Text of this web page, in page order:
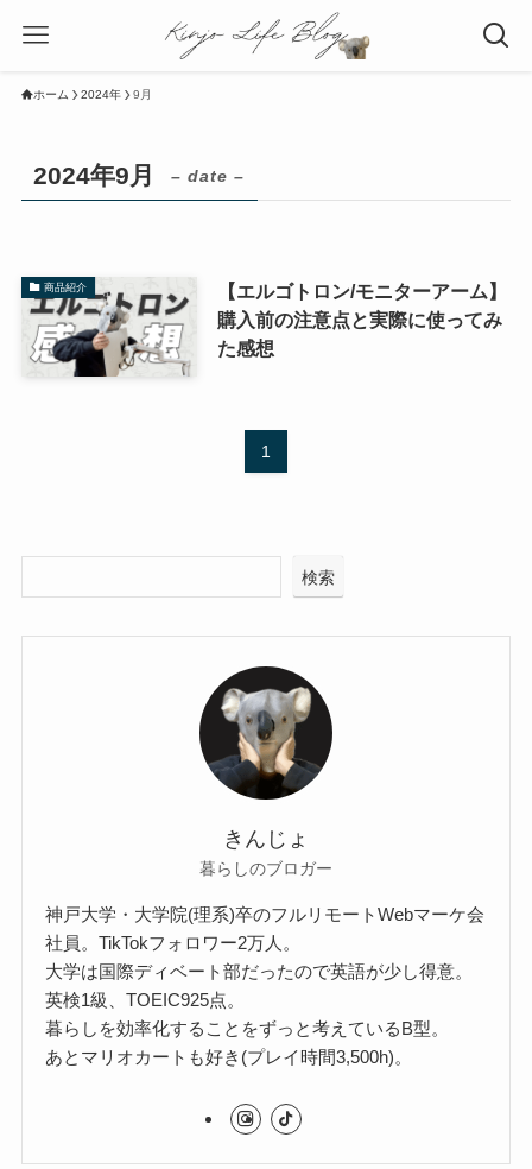
ホーム 2024年 9月
2024年9月 – date –
商品紹介
【エルゴトロン/モニターアーム】
購入前の注意点と実際に使ってみ
た感想
1
検索
きんじょ
暮らしのブロガー
神戸大学・大学院(理系)卒のフルリモートWebマーケ会
社員。TikTokフォロワー2万人。
大学は国際ディベート部だったので英語が少し得意。
英検1級、TOEIC925点。
暮らしを効率化することをずっと考えているB型。
あとマリオカートも好き(プレイ時間3,500h)。